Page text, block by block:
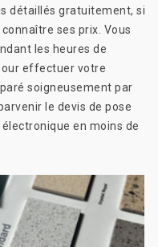
détaillés gratuitement, si
ses prix. Vous
les heures de
effectuer votre
soigneusement par
le devis de pose
en moins de